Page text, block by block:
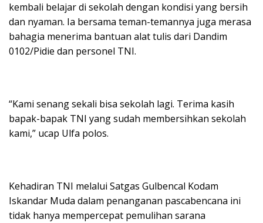
kembali belajar di sekolah dengan kondisi yang bersih
dan nyaman. Ia bersama teman-temannya juga merasa
bahagia menerima bantuan alat tulis dari Dandim
0102/Pidie dan personel TNI.
“Kami senang sekali bisa sekolah lagi. Terima kasih
bapak-bapak TNI yang sudah membersihkan sekolah
kami,” ucap Ulfa polos.
Kehadiran TNI melalui Satgas Gulbencal Kodam
Iskandar Muda dalam penanganan pascabencana ini
tidak hanya mempercepat pemulihan sarana